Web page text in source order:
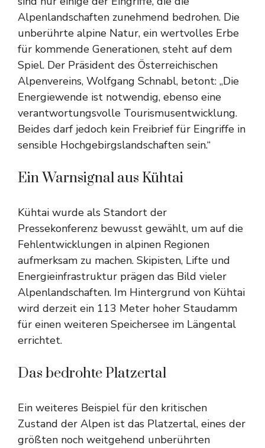
Alpenlandschaften zunehmend bedrohen. Die
unberührte alpine Natur, ein wertvolles Erbe
für kommende Generationen, steht auf dem
Spiel. Der Präsident des Österreichischen
Alpenvereins, Wolfgang Schnabl, betont: „Die
Energiewende ist notwendig, ebenso eine
verantwortungsvolle Tourismusentwicklung.
Beides darf jedoch kein Freibrief für Eingriffe in
sensible Hochgebirgslandschaften sein.“
Ein Warnsignal aus Kühtai
Kühtai wurde als Standort der
Pressekonferenz bewusst gewählt, um auf die
Fehlentwicklungen in alpinen Regionen
aufmerksam zu machen. Skipisten, Lifte und
Energieinfrastruktur prägen das Bild vieler
Alpenlandschaften. Im Hintergrund von Kühtai
wird derzeit ein 113 Meter hoher Staudamm
für einen weiteren Speichersee im Längental
errichtet.
Das bedrohte Platzertal
Ein weiteres Beispiel für den kritischen
Zustand der Alpen ist das Platzertal, eines der
größten noch weitgehend unberührten